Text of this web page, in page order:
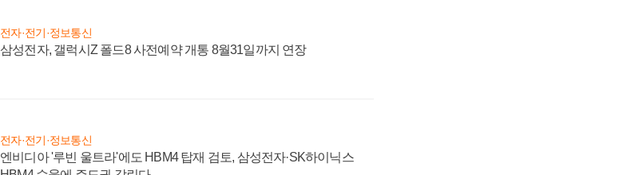
전자·전기·정보통신
삼성전자, 갤럭시Z 폴드8 사전예약 개통 8월31일까지 연장
전자·전기·정보통신
엔비디아 '루빈 울트라'에도 HBM4 탑재 검토, 삼성전자·SK하이닉스